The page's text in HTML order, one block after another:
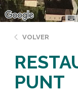
VOLVER
PUNT